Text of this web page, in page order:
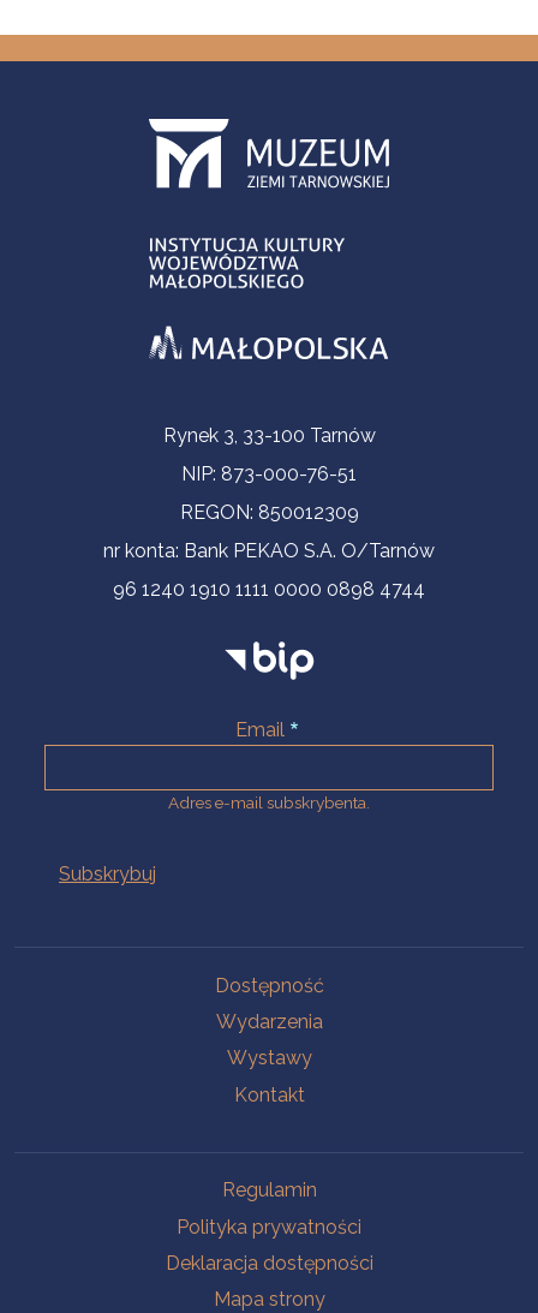
Informacje kontaktoweRynek 3, 33-100 Tarnów
NIP: 873-000-76-51
REGON: 850012309
nr konta: Bank PEKAO S.A. O/Tarnów
96 1240 1910 1111 0000 0898 4744
Email
Adres e-mail subskrybenta.
Dostępność
Wydarzenia
Wystawy
Kontakt
Regulamin
Polityka prywatności
Deklaracja dostępności
Mapa strony